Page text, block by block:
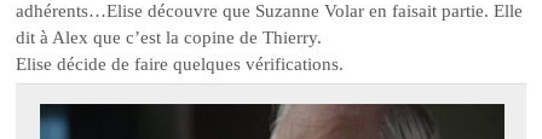
adhérents…Elise découvre que Suzanne Volar en faisait partie. Elle
dit à Alex que c’est la copine de Thierry.
Elise décide de faire quelques vérifications.